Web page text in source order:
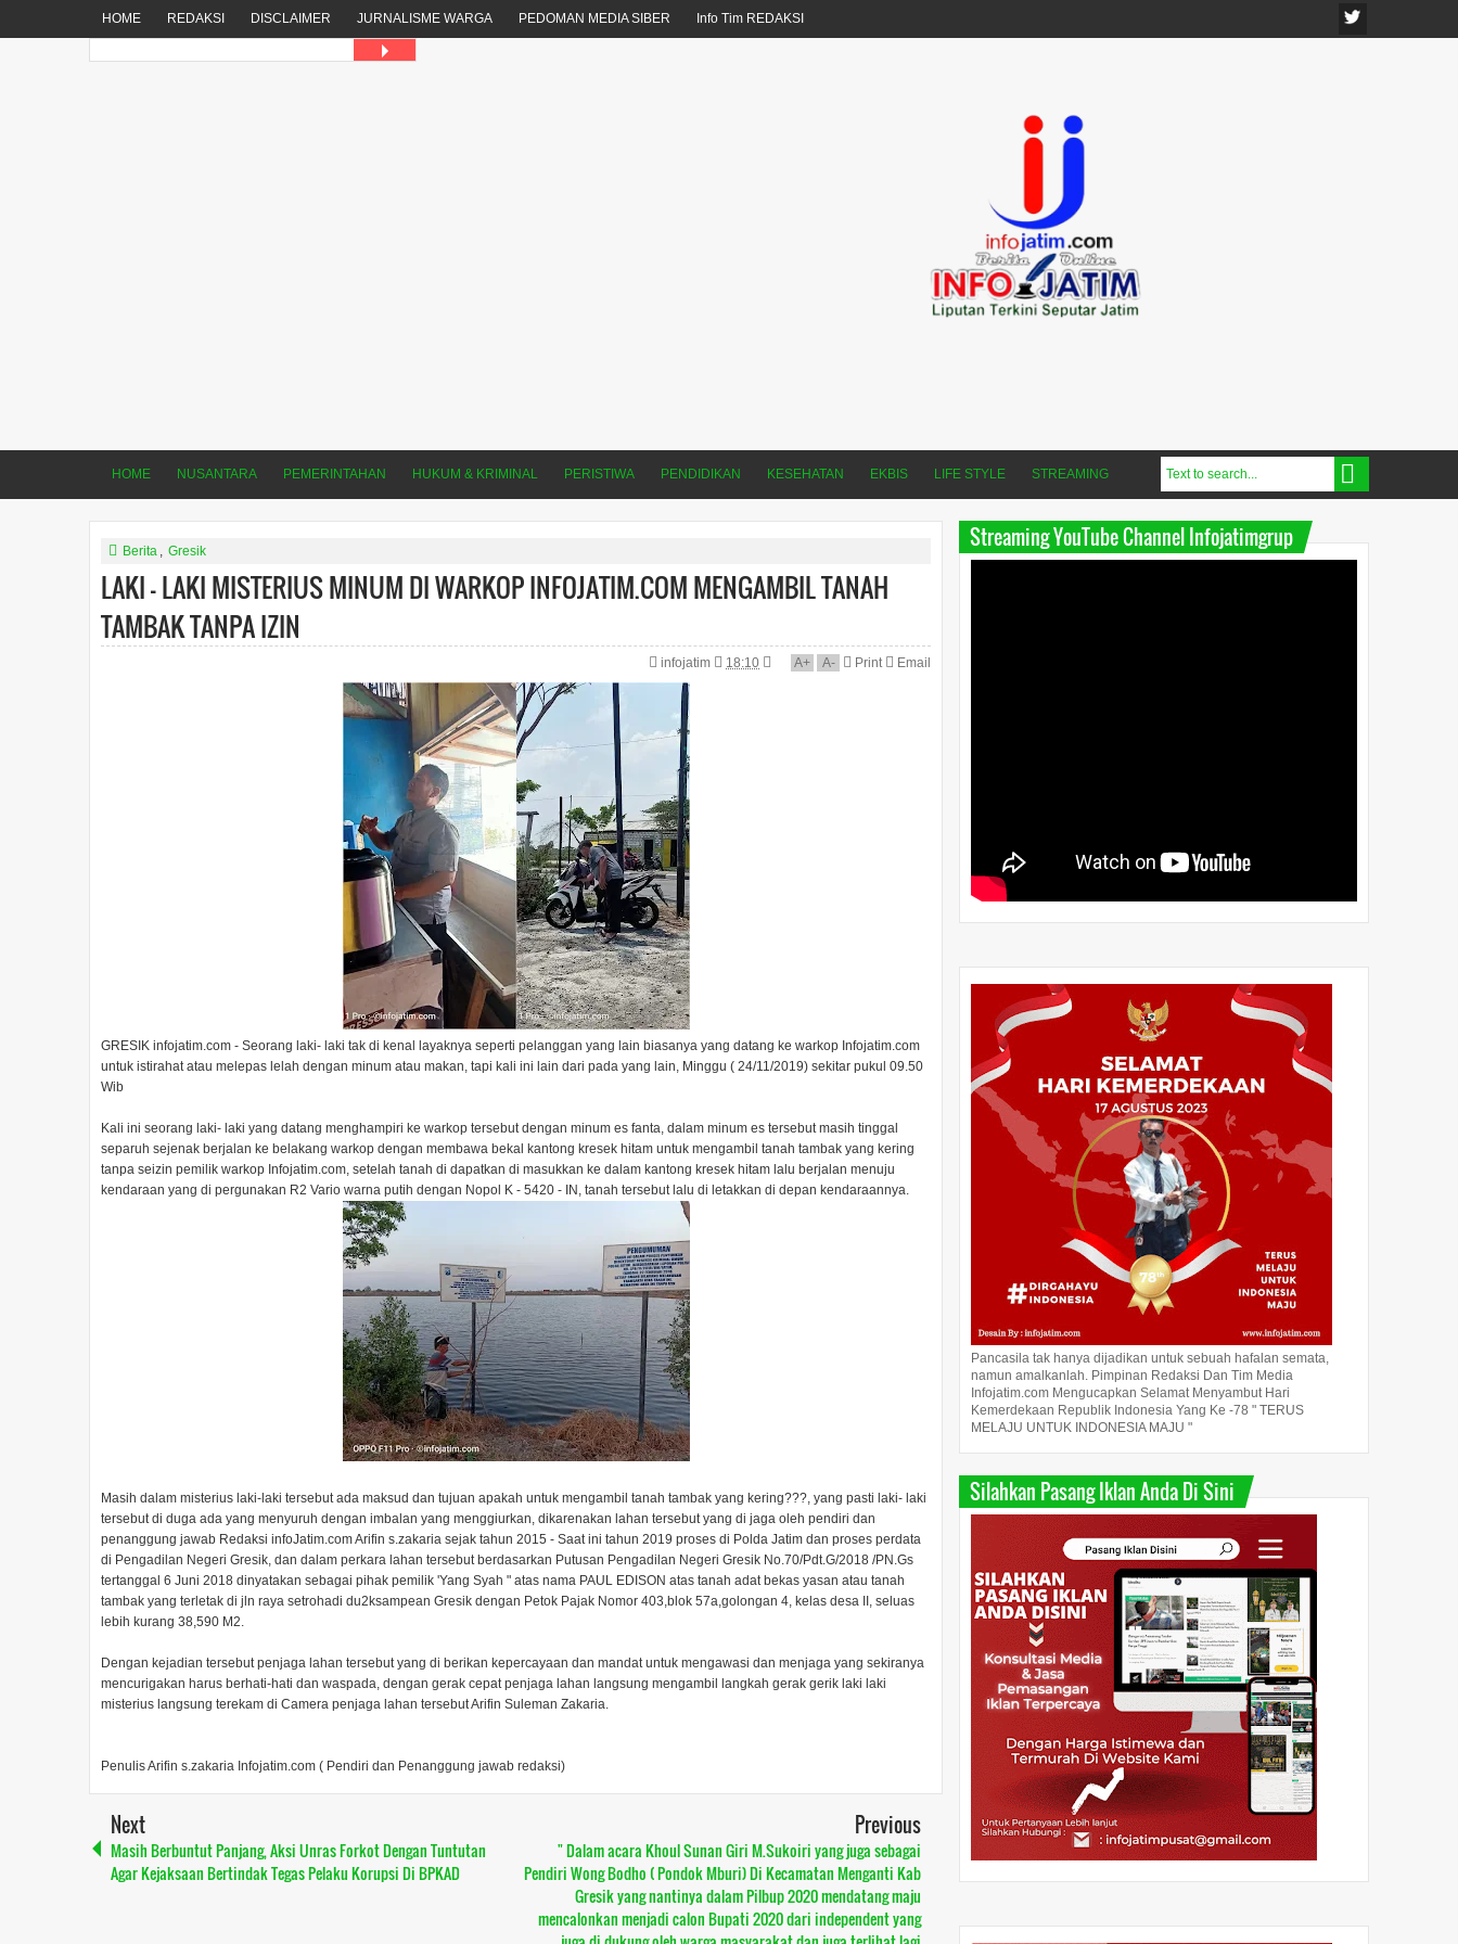
HOME REDAKSI DISCLAIMER JURNALISME WARGA PEDOMAN MEDIA SIBER Info Tim REDAKSI
HOME NUSANTARA PEMERINTAHAN HUKUM & KRIMINAL PERISTIWA PENDIDIKAN KESEHATAN EKBIS LIFE STYLE STREAMING
Berita , Gresik
LAKI - LAKI MISTERIUS MINUM DI WARKOP INFOJATIM.COM MENGAMBIL TANAH
TAMBAK TANPA IZIN
infojatim 18:10 A+ A- Print Email
GRESIK infojatim.com - Seorang laki- laki tak di kenal layaknya seperti pelanggan yang lain biasanya yang datang ke warkop Infojatim.com
untuk istirahat atau melepas lelah dengan minum atau makan, tapi kali ini lain dari pada yang lain, Minggu ( 24/11/2019) sekitar pukul 09.50
Wib
Kali ini seorang laki- laki yang datang menghampiri ke warkop tersebut dengan minum es fanta, dalam minum es tersebut masih tinggal
separuh sejenak berjalan ke belakang warkop dengan membawa bekal kantong kresek hitam untuk mengambil tanah tambak yang kering
tanpa seizin pemilik warkop Infojatim.com, setelah tanah di dapatkan di masukkan ke dalam kantong kresek hitam lalu berjalan menuju
kendaraan yang di pergunakan R2 Vario warna putih dengan Nopol K - 5420 - IN, tanah tersebut lalu di letakkan di depan kendaraannya.
Masih dalam misterius laki-laki tersebut ada maksud dan tujuan apakah untuk mengambil tanah tambak yang kering???, yang pasti laki- laki
tersebut di duga ada yang menyuruh dengan imbalan yang menggiurkan, dikarenakan lahan tersebut yang di jaga oleh pendiri dan
penanggung jawab Redaksi infoJatim.com Arifin s.zakaria sejak tahun 2015 - Saat ini tahun 2019 proses di Polda Jatim dan proses perdata
di Pengadilan Negeri Gresik, dan dalam perkara lahan tersebut berdasarkan Putusan Pengadilan Negeri Gresik No.70/Pdt.G/2018 /PN.Gs
tertanggal 6 Juni 2018 dinyatakan sebagai pihak pemilik 'Yang Syah " atas nama PAUL EDISON atas tanah adat bekas yasan atau tanah
tambak yang terletak di jln raya setrohadi du2ksampean Gresik dengan Petok Pajak Nomor 403,blok 57a,golongan 4, kelas desa II, seluas
lebih kurang 38,590 M2.
Dengan kejadian tersebut penjaga lahan tersebut yang di berikan kepercayaan dan mandat untuk mengawasi dan menjaga yang sekiranya
mencurigakan harus berhati-hati dan waspada, dengan gerak cepat penjaga lahan langsung mengambil langkah gerak gerik laki laki
misterius langsung terekam di Camera penjaga lahan tersebut Arifin Suleman Zakaria.
Penulis Arifin s.zakaria Infojatim.com ( Pendiri dan Penanggung jawab redaksi)
Next
Masih Berbuntut Panjang, Aksi Unras Forkot Dengan Tuntutan
Agar Kejaksaan Bertindak Tegas Pelaku Korupsi Di BPKAD
Previous
" Dalam acara Khoul Sunan Giri M.Sukoiri yang juga sebagai
Pendiri Wong Bodho ( Pondok Mburi) Di Kecamatan Menganti Kab
Gresik yang nantinya dalam Pilbup 2020 mendatang maju
mencalonkan menjadi calon Bupati 2020 dari independent yang
Streaming YouTube Channel Infojatimgrup
Pancasila tak hanya dijadikan untuk sebuah hafalan semata,
namun amalkanlah. Pimpinan Redaksi Dan Tim Media
Infojatim.com Mengucapkan Selamat Menyambut Hari
Kemerdekaan Republik Indonesia Yang Ke -78 " TERUS
MELAJU UNTUK INDONESIA MAJU "
Silahkan Pasang Iklan Anda Di Sini